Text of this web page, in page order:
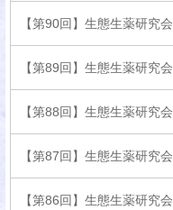
【第90回】生態生薬研究会
【第89回】生態生薬研究会
【第88回】生態生薬研究会
【第87回】生態生薬研究会
【第86回】生態生薬研究会